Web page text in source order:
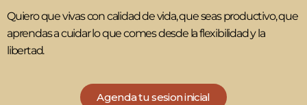
Quiero que vivas con calidad de vida, que seas productivo, que
aprendas a cuidar lo que comes desde la flexibilidad y la
libertad.
Agenda tu sesion inicial